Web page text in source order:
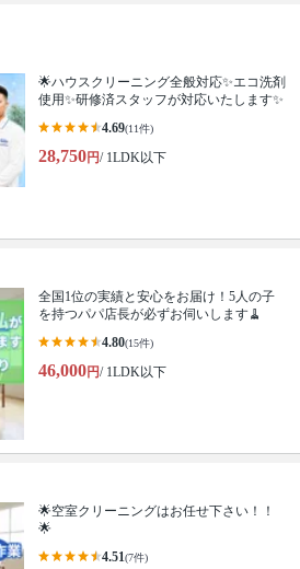
🌟ハウスクリーニング全般対応✨エコ洗剤
使用✨研修済スタッフが対応いたします✨
4.69(11件)
28,750円/ 1LDK以下
全国1位の実績と安心をお届け！5人の子
を持つパパ店長が必ずお伺いします🧹
4.80(15件)
46,000円/ 1LDK以下
🌟空室クリーニングはお任せ下さい！！
🌟
4.51(7件)